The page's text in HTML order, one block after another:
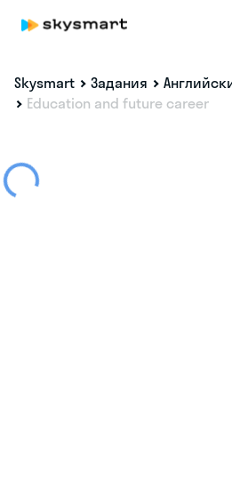
Skysmart Задания
Education and future career
Skysmart Chat